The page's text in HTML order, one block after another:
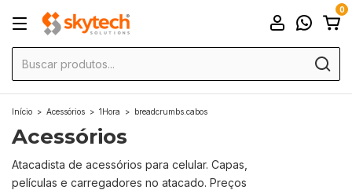
0
Início > Acessórios > 1Hora > breadcrumbs.cabos
Acessórios
Atacadista de acessórios para celular. Capas,
películas e carregadores no atacado. Preços